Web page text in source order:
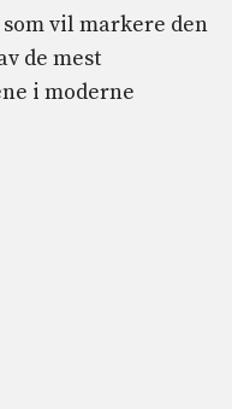
vil markere den
de mest
i moderne